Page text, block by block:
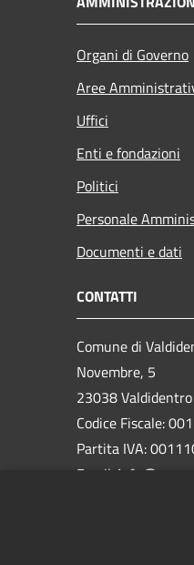
Organi di Governo
Aree
Uffici
Enti e fondazioni
Politici
Personale
Documenti e dati
CONTATTI
Comune di
Novembre, 5
23038 Valdidentro
Codice Fiscale:
Partita IVA:
Email: